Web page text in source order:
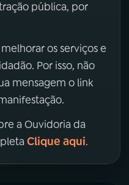
pública, por
os serviços e
Por isso, não
mensagem o link
a Ouvidoria da
Clique aqui.